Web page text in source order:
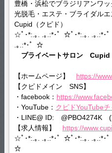
豊橋・浜松でブラジリアンワ
光脱毛・エステ・ブライダル
Cupid（クピド）
☆ﾟ･*:.｡. .｡.:*･゜☆ﾟ･*:.｡. .｡.:*･
.｡.:*･゜☆
プライベートサロン Cupid
【ホームページ】 https://
【クピドメイン SNS】
・facebook： https://
・YouTube： クピドYouTube
・LINE@ ID: @PBO4274K (ｱ
【求人情報】 https://
☆ﾟ･*:.｡. .｡.:*･゜☆ﾟ･*:.｡. .｡.:*･
☆